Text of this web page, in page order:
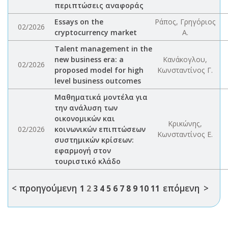
περιπτώσεις αναφοράς
02/2026
Essays on the
cryptocurrency market
Ράπος, Γρηγόριος
Α.
02/2026
Talent management in the
new business era: a
proposed model for high
level business outcomes
Κανάκογλου,
Κωνσταντίνος Γ.
02/2026
Μαθηματικά μοντέλα για
την ανάλυση των
οικονομικών και
κοινωνικών επιπτώσεων
συστημικών κρίσεων:
εφαρμογή στον
τουριστικό κλάδο
Κρικώνης,
Κωνσταντίνος Ε.
< προηγούμενη 1 2 3 4 5 6 7 8 9 10 11 επόμενη >